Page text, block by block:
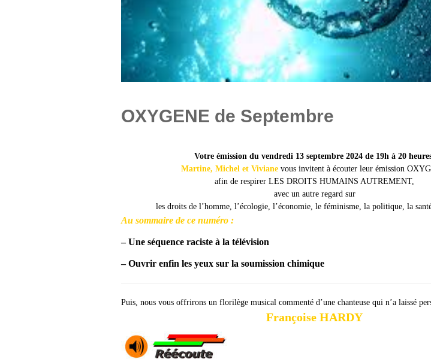
OXYGENE de Septembre
Votre émission du vendredi 13 septembre 2024 de 19h à 20
Martine, Michel et Viviane vous invitent à écouter leur émission
afin de respirer LES DROITS HUMAINS AUTREMENT,
avec un autre regard sur
les droits de l’homme, l’écologie, l’économie, le féminisme, la politique, la
Au sommaire de ce numéro :
– Une séquence raciste à la télévision
– Ouvrir enfin les yeux sur la soumission chimique
Puis, nous vous offrirons un florilège musical commenté d’une chanteuse qui n’a laissé
Françoise HARDY